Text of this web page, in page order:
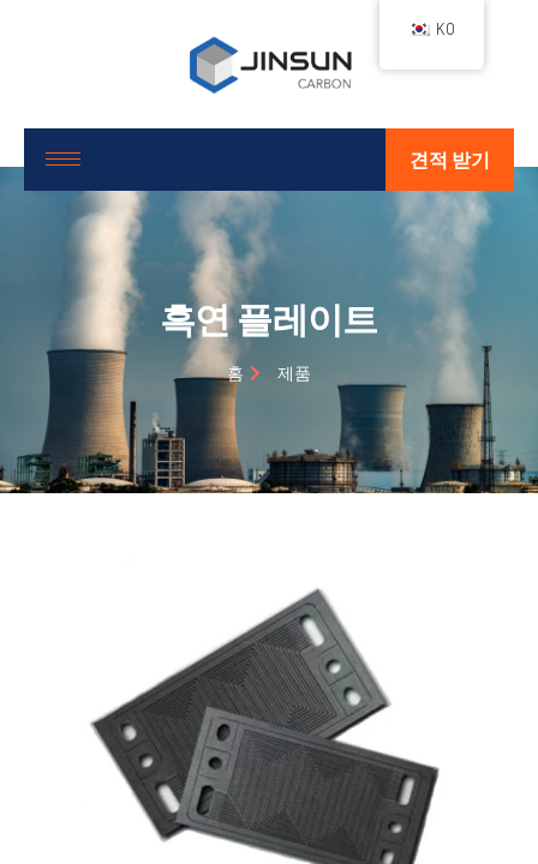
견적 받기
흑연 플레이트
홈 제품
KO